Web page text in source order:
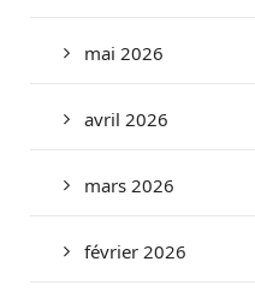
mai 2026
avril 2026
mars 2026
février 2026